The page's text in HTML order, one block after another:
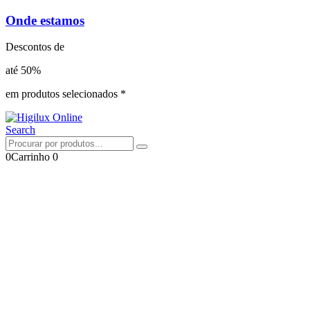
Onde estamos
Descontos de
até 50%
em produtos selecionados *
Search
0Carrinho 0